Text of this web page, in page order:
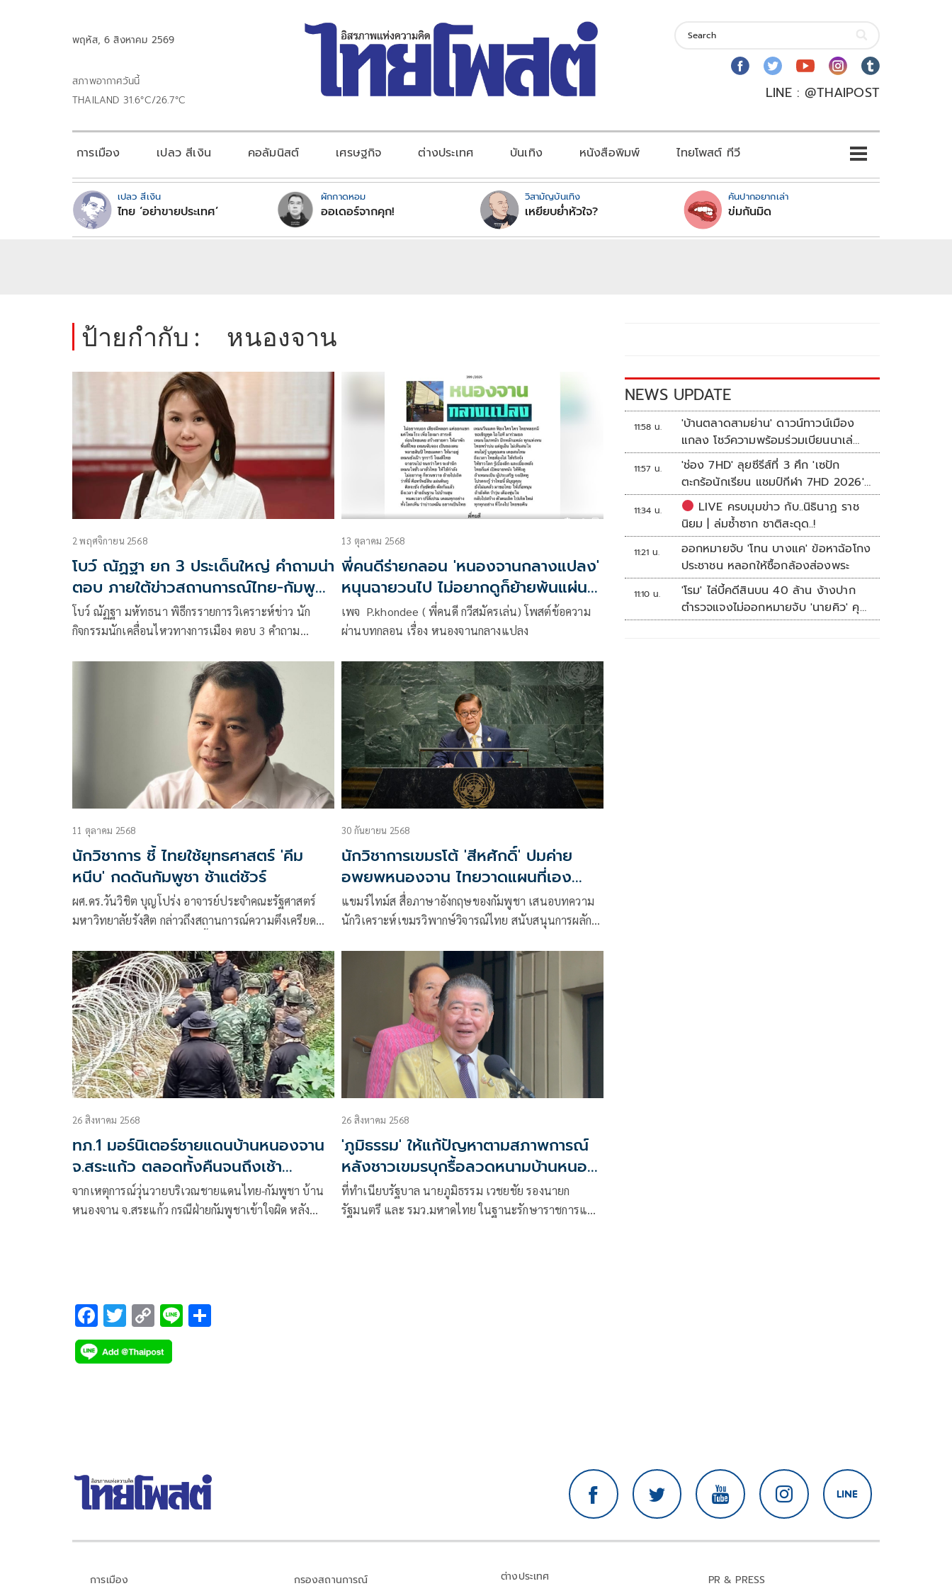
พฤหัส, 6 สิงหาคม 2569
สภาพอากาศวันนี้
THAILAND 31.6°C/26.7°C
LINE : @THAIPOST
การเมือง เปลว สีเงิน คอลัมนิสต์ เศรษฐกิจ ต่างประเทศ บันเทิง หนังสือพิมพ์ ไทยโพสต์ ทีวี
เปลว สีเงิน
ไทย ‘อย่าขายประเทศ’
ผักกาดหอม
ออเดอร์จากคุก!
วิสามัญบันเทิง
เหยียบย่ำหัวใจ?
คันปากอยากเล่า
ข่มกันมิด
ป้ายกำกับ : หนองจาน
2 พฤศจิกายน 2568
โบว์ ณัฏฐา ยก 3 ประเด็นใหญ่ คำถามน่า
ตอบ ภายใต้ข่าวสถานการณ์ไทย-กัมพูชา
โบว์ ณัฏฐา มหัทธนา พิธีกรรายการวิเคราะห์ข่าว นัก
กิจกรรมนักเคลื่อนไหวทางการเมือง ตอบ 3 คำถาม
13 ตุลาคม 2568
พี่คนดีร่ายกลอน 'หนองจานกลางแปลง'
หนุนฉายวนไป ไม่อยากดูก็ย้ายพ้นแผ่น
ดินไทย
เพจ P.khondee ( พี่คนดี กวีสมัครเล่น) โพสต์ข้อความ
ผ่านบทกลอน เรื่อง หนองจานกลางแปลง
11 ตุลาคม 2568
นักวิชาการ ชี้ ไทยใช้ยุทธศาสตร์ 'คีม
หนีบ' กดดันกัมพูชา ช้าแต่ชัวร์
ผศ.ดร.วันวิชิต บุญโปร่ง อาจารย์ประจำคณะรัฐศาสตร์
มหาวิทยาลัยรังสิต กล่าวถึงสถานการณ์ความตึงเครียด
30 กันยายน 2568
นักวิชาการเขมรโต้ 'สีหศักดิ์' ปมค่าย
อพยพหนองจาน ไทยวาดแผนที่เอง
อย่างไม่ละอาย เป็นการละเมิดสิทธิมนุษย
ชน
แขมร์ไทม์ส สื่อภาษาอังกฤษของกัมพูชา เสนอบทความ
นักวิเคราะห์เขมรวิพากษ์วิจารณ์ไทย สนับสนุนการผลัก
26 สิงหาคม 2568
ทภ.1 มอร์นิเตอร์ชายแดนบ้านหนองจาน
จ.สระแก้ว ตลอดทั้งคืนจนถึงเช้า
เหตุการณ์ทั่วไปปกติ
จากเหตุการณ์วุ่นวายบริเวณชายแดนไทย-กัมพูชา บ้าน
หนองจาน จ.สระแก้ว กรณีฝ่ายกัมพูชาเข้าใจผิด หลัง
26 สิงหาคม 2568
'ภูมิธรรม' ให้แก้ปัญหาตามสภาพการณ์
หลังชาวเขมรบุกรื้อลวดหนามบ้านหนอง
จาน
ที่ทำเนียบรัฐบาล นายภูมิธรรม เวชยชัย รองนายก
รัฐมนตรี และ รมว.มหาดไทย ในฐานะรักษาราชการแทน
F
ac
e
T
wi
tt
C
o
p
Li
NEWS UPDATE
11:58 น.
'บ้านตลาดสามย่าน' ดาวน์ทาวน์เมือง
แกลง โชว์ความพร้อมร่วมเบียนนาเล่
ระยอง
11:57 น.
'ช่อง 7HD' ลุยซีรีส์ที่ 3 ศึก 'เซปัก
ตะกร้อนักเรียน แชมป์กีฬา 7HD 2026'
เปิดรับทีมหญิงครั้งแรก
11:34 น.
LIVE ครบมุมข่าว กับ..นิธินาฏ ราช
นิยม | ล่มซ้ำซาก ชาติสะดุด..!
11:21 น.
ออกหมายจับ 'โทน บางแค' ข้อหาฉ้อโกง
ประชาชน หลอกให้ซื้อกล้องส่องพระ
11:10 น.
'โรม' ไล่บี้คดีสินบน 40 ล้าน ง้างปาก
ตำรวจแจงไม่ออกหมายจับ 'นายคิว' คุม
เว็บพนัน
การเมือง กรองสถานการณ์ ต่างประเทศ PR & PRESS